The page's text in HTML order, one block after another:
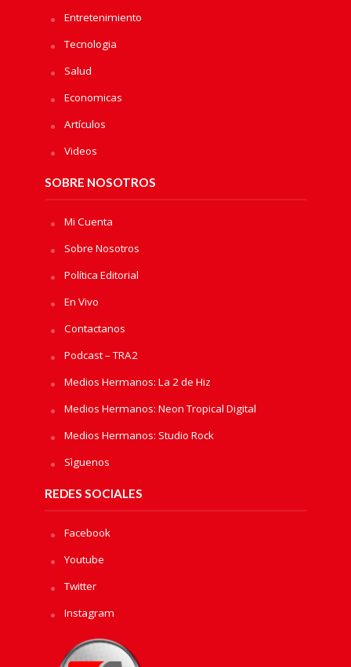
Entretenimiento
Tecnologia
Salud
Economicas
Artículos
Videos
SOBRE NOSOTROS
Mi Cuenta
Sobre Nosotros
Política Editorial
En Vivo
Contactanos
Podcast – TRA2
Medios Hermanos: La 2 de Hiz
Medios Hermanos: Neon Tropical Digital
Medios Hermanos: Studio Rock
Sìguenos
REDES SOCIALES
Facebook
Youtube
Twitter
Instagram